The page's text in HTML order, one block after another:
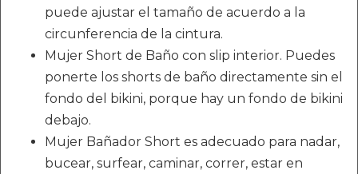
puede ajustar el tamaño de acuerdo a la
circunferencia de la cintura.
Mujer Short de Baño con slip interior. Puedes
ponerte los shorts de baño directamente sin el
fondo del bikini, porque hay un fondo de bikini
debajo.
Mujer Bañador Short es adecuado para nadar,
bucear, surfear, caminar, correr, estar en